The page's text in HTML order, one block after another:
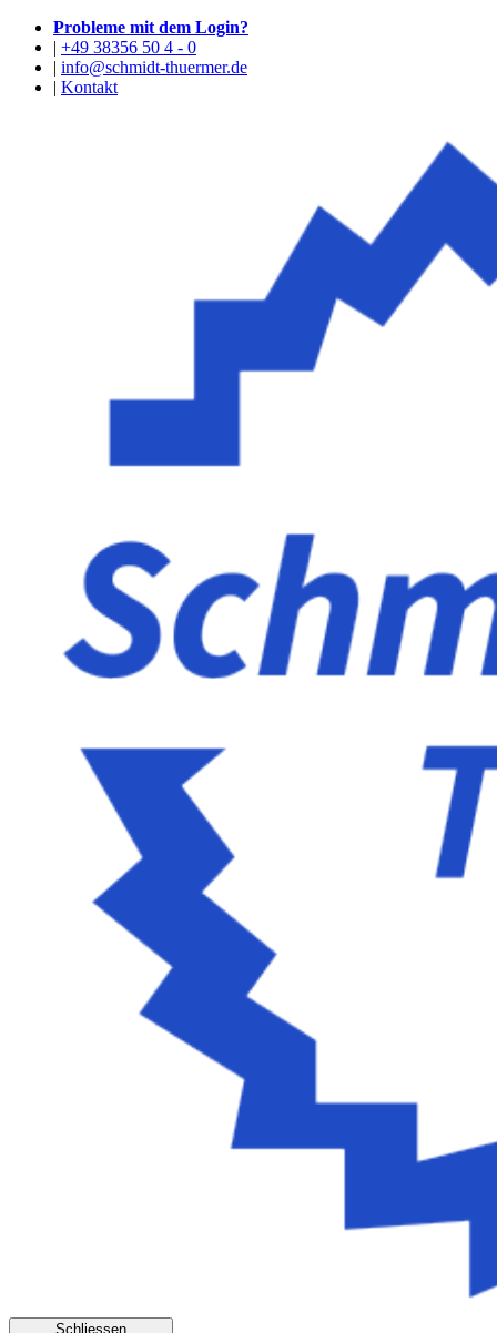
Probleme mit dem Login?
| +49 38356 50 4 - 0
| info@schmidt-thuermer.de
| Kontakt
Schliessen